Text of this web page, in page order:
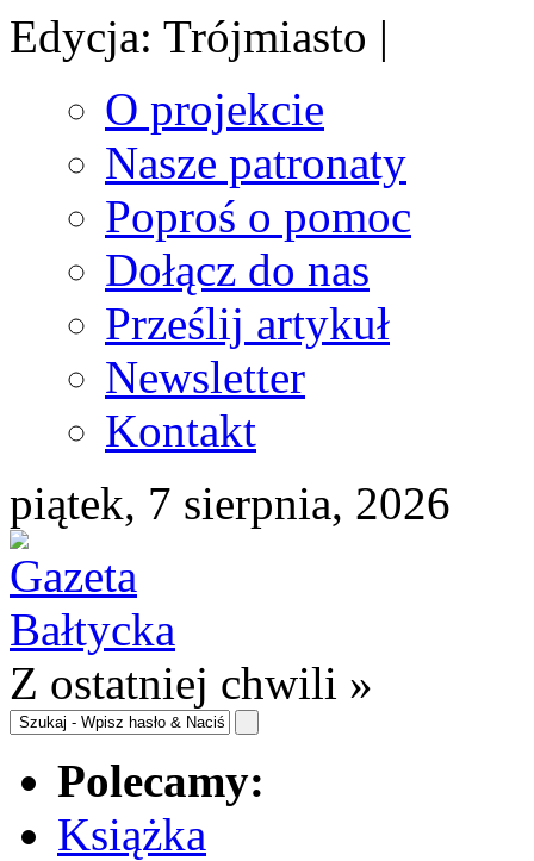
Edycja: Trójmiasto |
O projekcie
Nasze patronaty
Poproś o pomoc
Dołącz do nas
Prześlij artykuł
Newsletter
Kontakt
piątek, 7 sierpnia, 2026
Z ostatniej chwili »
Polecamy:
Książka